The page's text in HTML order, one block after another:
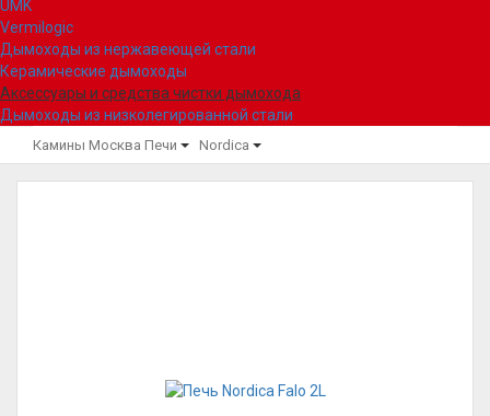
UMK
Vermilogic
Дымоходы из нержавеющей стали
Керамические дымоходы
Аксессуары и средства чистки дымохода
Дымоходы из низколегированной стали
Камины Москва Печи Nordica